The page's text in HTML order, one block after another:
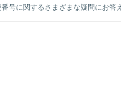
号に関するさまざまな疑問にお答